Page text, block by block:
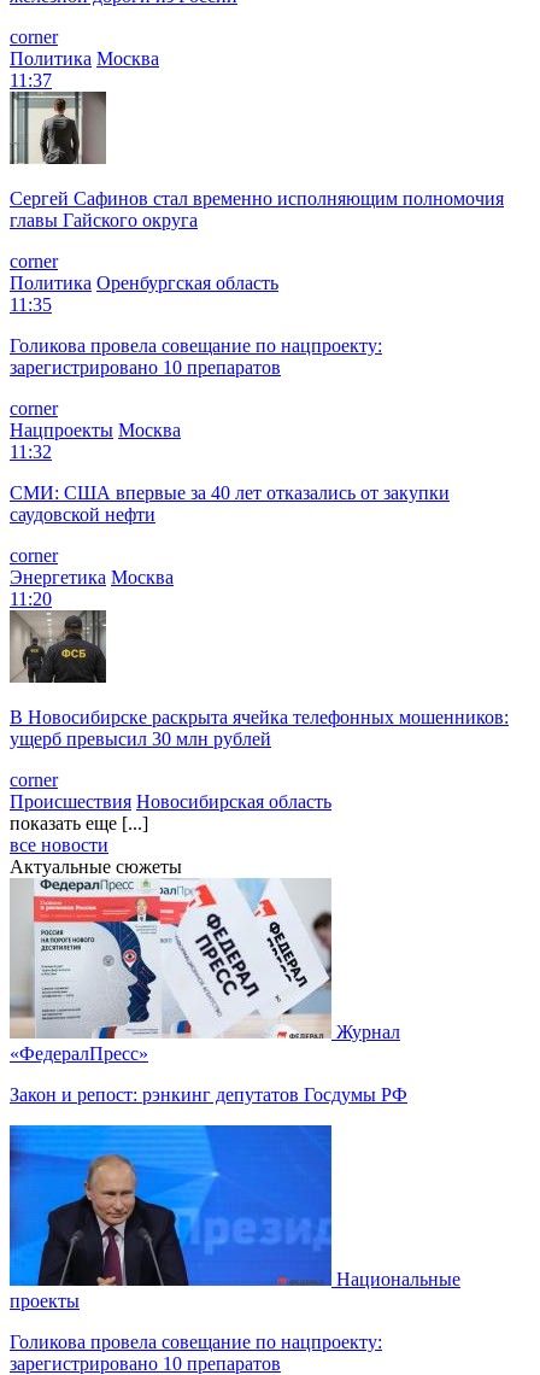
corner
Политика Москва
11:37
Сергей Сафинов стал временно исполняющим полномочия
главы Гайского округа
corner
Политика Оренбургская область
11:35
Голикова провела совещание по нацпроекту:
зарегистрировано 10 препаратов
corner
Нацпроекты Москва
11:32
СМИ: США впервые за 40 лет отказались от закупки
саудовской нефти
corner
Энергетика Москва
11:20
В Новосибирске раскрыта ячейка телефонных мошенников:
ущерб превысил 30 млн рублей
corner
Происшествия Новосибирская область
показать еще [...]
все новости
Актуальные сюжеты
Журнал
«ФедералПресс»
Закон и репост: рэнкинг депутатов Госдумы РФ
Национальные
проекты
Голикова провела совещание по нацпроекту:
зарегистрировано 10 препаратов